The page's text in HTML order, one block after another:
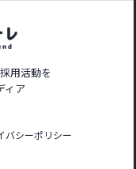
用活動を
ィア
バシーポリシー